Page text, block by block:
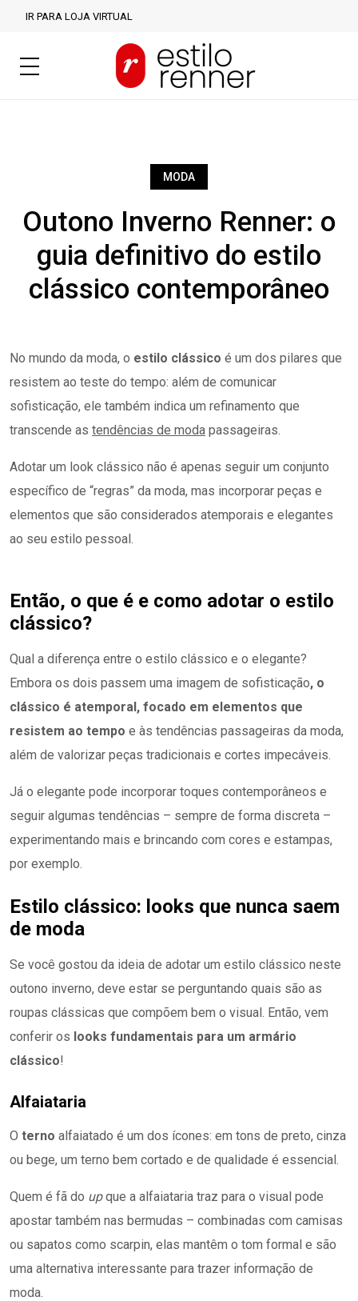
IR PARA LOJA VIRTUAL
MODA
Outono Inverno Renner: o
guia definitivo do estilo
clássico contemporâneo
No mundo da moda, o estilo clássico é um dos pilares que
resistem ao teste do tempo: além de comunicar
sofisticação, ele também indica um refinamento que
transcende as tendências de moda passageiras.
Adotar um look clássico não é apenas seguir um conjunto
específico de “regras” da moda, mas incorporar peças e
elementos que são considerados atemporais e elegantes
ao seu estilo pessoal.
Então, o que é e como adotar o estilo
clássico?
Qual a diferença entre o estilo clássico e o elegante?
Embora os dois passem uma imagem de sofisticação, o
clássico é atemporal, focado em elementos que
resistem ao tempo e às tendências passageiras da moda,
além de valorizar peças tradicionais e cortes impecáveis.
Já o elegante pode incorporar toques contemporâneos e
seguir algumas tendências – sempre de forma discreta –
experimentando mais e brincando com cores e estampas,
por exemplo.
Estilo clássico: looks que nunca saem
de moda
Se você gostou da ideia de adotar um estilo clássico neste
outono inverno, deve estar se perguntando quais são as
roupas clássicas que compõem bem o visual. Então, vem
conferir os looks fundamentais para um armário
clássico!
Alfaiataria
O terno alfaiatado é um dos ícones: em tons de preto, cinza
ou bege, um terno bem cortado e de qualidade é essencial.
Quem é fã do upque a alfaiataria traz para o visual pode
apostar também nas bermudas – combinadas com camisas
ou sapatos como scarpin, elas mantêm o tom formal e são
uma alternativa interessante para trazer informação de
moda.